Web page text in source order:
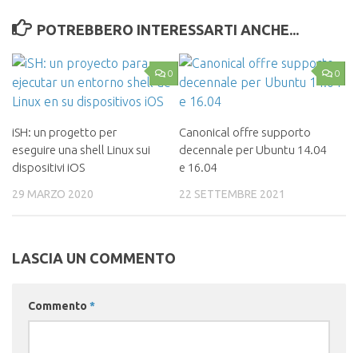
POTREBBERO INTERESSARTI ANCHE...
0
iSH: un progetto per
eseguire una shell Linux sui
dispositivi iOS
29 MARZO 2020
0
Canonical offre supporto
decennale per Ubuntu 14.04
e 16.04
22 SETTEMBRE 2021
LASCIA UN COMMENTO
Commento *